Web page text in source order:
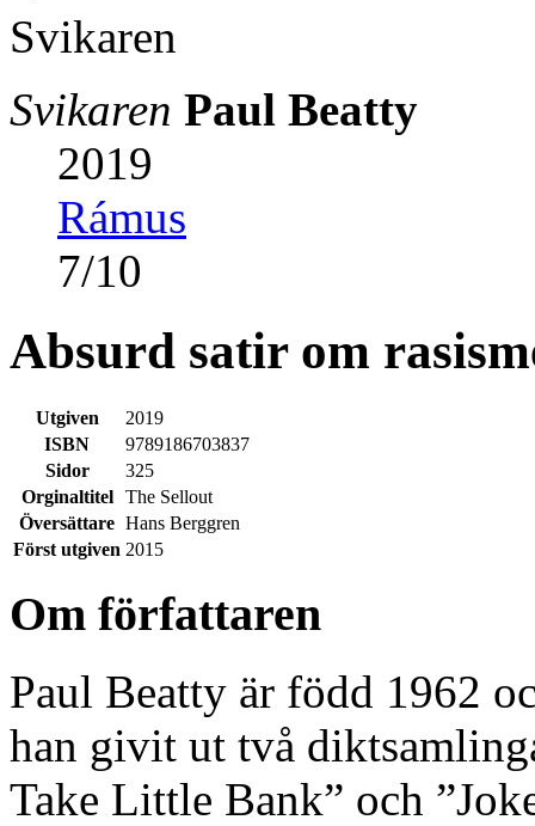
Svikaren Paul Beatty
2019
Rámus
7/10
Absurd satir om
Utgiven
2019
ISBN
9789186703837
Sidor
325
Orginaltitel
The Sellout
Översättare Hans Berggren
Först utgiven 2015
Om författaren
Paul Beatty är född 1962
han givit ut två
Take Little Bank” och